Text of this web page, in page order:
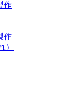
作
作